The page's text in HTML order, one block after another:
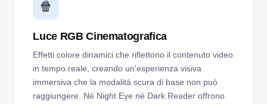
🍿
Luce RGB Cinematografica
Effetti colore dinamici che riflettono il contenuto video
in tempo reale, creando un'esperienza visiva
immersiva che la modalità scura di base non può
raggiungere. Né Night Eye né Dark Reader offrono